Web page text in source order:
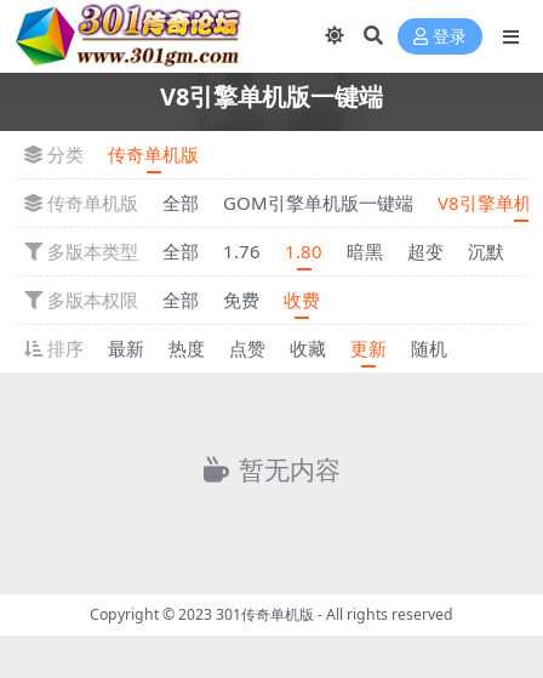
登录
V8引擎单机版一键端
分类
传奇单机版
传奇单机版
全部 GOM引擎单机版一键端
V8引擎单机
多版本类型
全部 1.76 1.80 暗黑 超变 沉默
多版本权限
全部 免费
收费
排序
最新 热度 点赞 收藏 更新 随机
暂无内容
Copyright © 2023301传奇单机版 - All rights reserved